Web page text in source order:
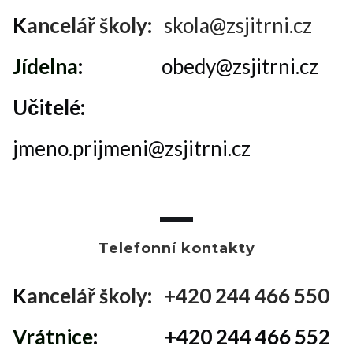
Kancelář školy: skola@zsjitrni.cz
Jídelna: obedy@zsjitrni.cz
Učitelé:
jmeno.prijmeni@zsjitrni.cz
Telefonní kontakty
Kancelář školy: +420 244 466 550
Vrátnice: +420 244 466 552